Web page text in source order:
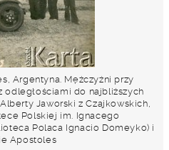
Argentyna. Mężczyźni przy
do najbliższych
Jaworski z Czajkowskich,
Polskiej im. Ignacego
Polaca Ignacio Domeyko) i
Apostoles